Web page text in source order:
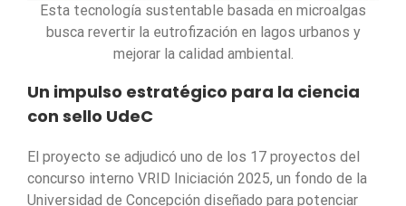
Esta tecnología sustentable basada en microalgas
busca revertir la eutrofización en lagos urbanos y
mejorar la calidad ambiental.
Un impulso estratégico para la ciencia
con sello UdeC
El proyecto se adjudicó uno de los 17 proyectos del
concurso interno VRID Iniciación 2025, un fondo de la
Universidad de Concepción diseñado para potenciar